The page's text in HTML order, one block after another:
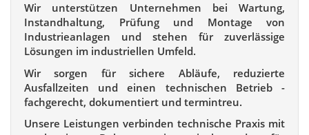
Wir unterstützen Unternehmen bei Wartung,
Instandhaltung, Prüfung und Montage von
Industrieanlagen und stehen für zuverlässige
Lösungen im industriellen Umfeld.
Wir sorgen für sichere Abläufe, reduzierte
Ausfallzeiten und einen technischen Betrieb -
fachgerecht, dokumentiert und termintreu.
Unsere Leistungen verbinden technische Praxis mit